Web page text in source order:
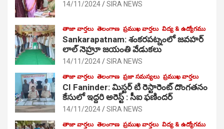
14/11/2024 SIRA NEWS
తాజా వార్తలు తెలంగాణ ప్రముఖ వార్తలు విద్య & ఉద్యోగము
Sankarapatnam: శంకరపట్నంలో జవహర్
లాల్ నెహ్రూ జయంతి వేడుకలు
14/11/2024 SIRA NEWS
తాజా వార్తలు తెలంగాణ ప్రజా సమస్యలు ప్రముఖ వార్తలు
CI Faninder: మిస్టర్ టి రెస్టారెంట్ దొంగతనం
కేసులో ఇద్దరి అరెస్ట్ : సీఐ ఫణిందర్
14/11/2024 SIRA NEWS
తాజా వార్తలు తెలంగాణ ప్రముఖ వార్తలు విద్య & ఉద్యోగము